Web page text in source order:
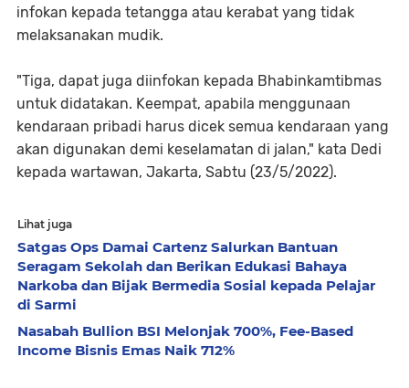
infokan kepada tetangga atau kerabat yang tidak
melaksanakan mudik.
"Tiga, dapat juga diinfokan kepada Bhabinkamtibmas
untuk didatakan. Keempat, apabila menggunaan
kendaraan pribadi harus dicek semua kendaraan yang
akan digunakan demi keselamatan di jalan," kata Dedi
kepada wartawan, Jakarta, Sabtu (23/5/2022).
Lihat juga
Satgas Ops Damai Cartenz Salurkan Bantuan
Seragam Sekolah dan Berikan Edukasi Bahaya
Narkoba dan Bijak Bermedia Sosial kepada Pelajar
di Sarmi
Nasabah Bullion BSI Melonjak 700%, Fee-Based
Income Bisnis Emas Naik 712%